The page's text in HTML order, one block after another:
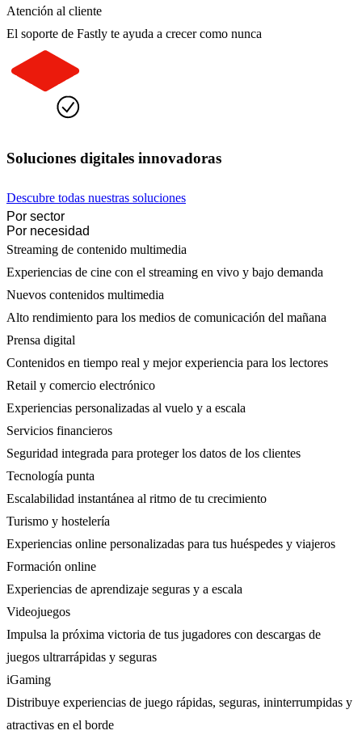
Atención al cliente
El soporte de Fastly te ayuda a crecer como nunca
Soluciones digitales innovadoras
Descubre todas nuestras soluciones
Por sector
Por necesidad
Streaming de contenido multimedia
Experiencias de cine con el streaming en vivo y bajo demanda
Nuevos contenidos multimedia
Alto rendimiento para los medios de comunicación del mañana
Prensa digital
Contenidos en tiempo real y mejor experiencia para los lectores
Retail y comercio electrónico
Experiencias personalizadas al vuelo y a escala
Servicios financieros
Seguridad integrada para proteger los datos de los clientes
Tecnología punta
Escalabilidad instantánea al ritmo de tu crecimiento
Turismo y hostelería
Experiencias online personalizadas para tus huéspedes y viajeros
Formación online
Experiencias de aprendizaje seguras y a escala
Videojuegos
Impulsa la próxima victoria de tus jugadores con descargas de
juegos ultrarrápidas y seguras
iGaming
Distribuye experiencias de juego rápidas, seguras, ininterrumpidas y
atractivas en el borde